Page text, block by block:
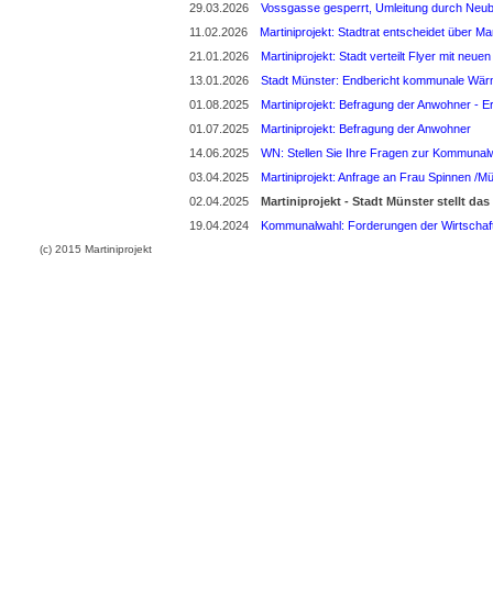
29.03.2026
Vossgasse gesperrt, Umleitung durch
11.02.2026
Martiniprojekt: Stadtrat entscheidet über
21.01.2026
Martiniprojekt: Stadt verteilt Flyer mit
13.01.2026
Stadt Münster: Endbericht kommunale
01.08.2025
Martiniprojekt: Befragung der Anwohner -
01.07.2025
Martiniprojekt: Befragung der Anwohner
14.06.2025
WN: Stellen Sie Ihre Fragen zur
03.04.2025
Martiniprojekt: Anfrage an Frau Spinnen /
02.04.2025
Martiniprojekt - Stadt Münster stellt
19.04.2024
Kommunalwahl: Forderungen der
(c) 2015 Martiniprojekt